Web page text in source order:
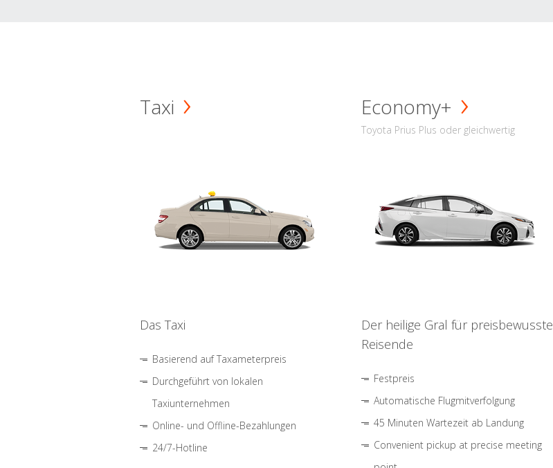
Taxi
Das Taxi
Basierend auf Taxameterpreis
Durchgeführt von lokalen
Taxiunternehmen
Online- und Offline-Bezahlungen
24/7-Hotline
Economy+
Toyota Prius Plus oder gleichwertig
Der heilige Gral für preisbewusste
Reisende
Festpreis
Automatische Flugmitverfolgung
45 Minuten Wartezeit ab Landung
Convenient pickup at precise meeting